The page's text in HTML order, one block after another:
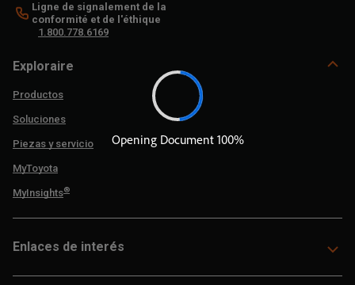
Ligne de signalement de la
conformité et de l'éthique
1.800.778.6169
Exploraire
Productos
Soluciones
Piezas y servicio
MyToyota
MyInsights®
Enlaces de interés